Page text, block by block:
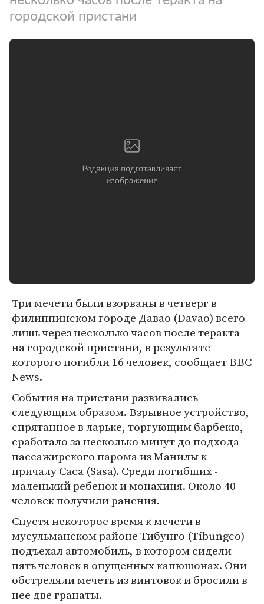
городской пристани
Три мечети были взорваны в четверг в
филиппинском городе Давао (Davao) всего
лишь через несколько часов после теракта
на городской пристани, в результате
которого погибли 16 человек, сообщает BBC
News.
События на пристани развивались
следующим образом. Взрывное устройство,
спрятанное в ларьке, торгующим барбекю,
сработало за несколько минут до подхода
пассажирского парома из Манилы к
причалу Саса (Sasa). Среди погибших -
маленький ребенок и монахиня. Около 40
человек получили ранения.
Спустя некоторое время к мечети в
мусульманском районе Тибунго (Tibungco)
подъехал автомобиль, в котором сидели
пять человек в опущенных капюшонах. Они
обстреляли мечеть из винтовок и бросили в
нее две гранаты.